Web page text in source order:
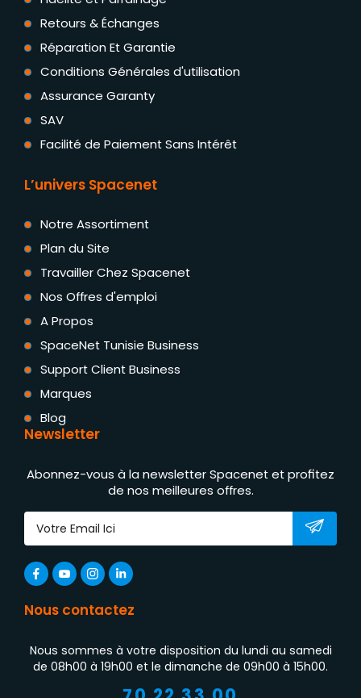
Retours & Échanges
Réparation Et Garantie
Conditions Générales d'utilisation
Assurance Garanty
SAV
Facilité de Paiement Sans Intérêt
L’univers Spacenet
Notre Assortiment
Plan du Site
Travailler Chez Spacenet
Nos Offres d'emploi
A Propos
SpaceNet Tunisie Business
Support Client Business
Marques
Blog
Newsletter
Abonnez-vous à la newsletter Spacenet et profitez
de nos meilleures offres.
Nous contactez
Nous sommes à votre disposition du lundi au samedi
de 08h00 à 19h00 et le dimanche de 09h00 à 15h00.